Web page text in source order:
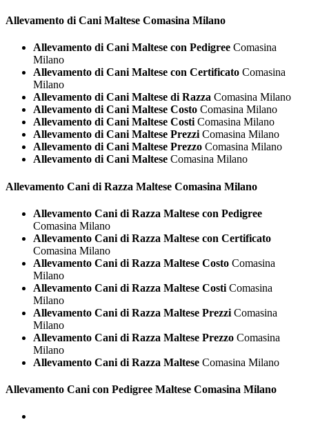
Allevamento di Cani Maltese Comasina Milano
Allevamento di Cani Maltese con Pedigree Comasina
Milano
Allevamento di Cani Maltese con Certificato Comasina
Milano
Allevamento di Cani Maltese di Razza Comasina Milano
Allevamento di Cani Maltese Costo Comasina Milano
Allevamento di Cani Maltese Costi Comasina Milano
Allevamento di Cani Maltese Prezzi Comasina Milano
Allevamento di Cani Maltese Prezzo Comasina Milano
Allevamento di Cani Maltese Comasina Milano
Allevamento Cani di Razza Maltese Comasina Milano
Allevamento Cani di Razza Maltese con Pedigree
Comasina Milano
Allevamento Cani di Razza Maltese con Certificato
Comasina Milano
Allevamento Cani di Razza Maltese Costo Comasina
Milano
Allevamento Cani di Razza Maltese Costi Comasina
Milano
Allevamento Cani di Razza Maltese Prezzi Comasina
Milano
Allevamento Cani di Razza Maltese Prezzo Comasina
Milano
Allevamento Cani di Razza Maltese Comasina Milano
Allevamento Cani con Pedigree Maltese Comasina Milano